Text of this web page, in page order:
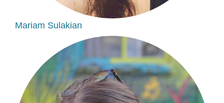
Mariam Sulakian